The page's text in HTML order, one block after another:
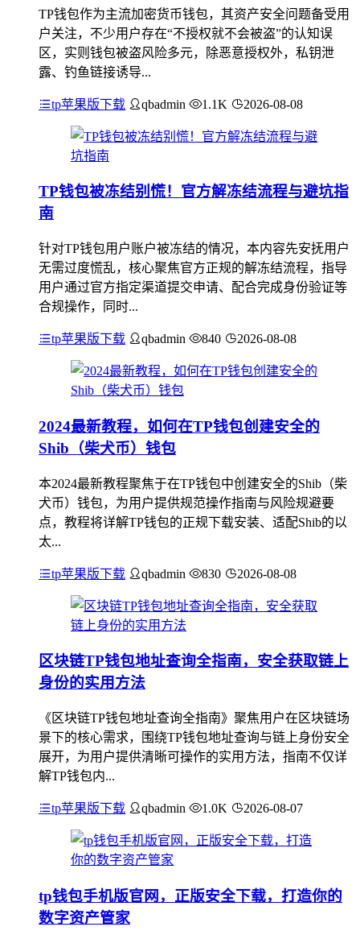
TP钱包作为主流加密货币钱包，其资产安全问题备受用
户关注，不少用户存在“不授权就不会被盗”的认知误
区，实则钱包被盗风险多元，除恶意授权外，私钥泄
露、钓鱼链接诱导...
tp苹果版下载 qbadmin 1.1K 2026-08-08
TP钱包被冻结别慌！官方解冻结流程与避坑指
南
针对TP钱包用户账户被冻结的情况，本内容先安抚用户
无需过度慌乱，核心聚焦官方正规的解冻结流程，指导
用户通过官方指定渠道提交申请、配合完成身份验证等
合规操作，同时...
tp苹果版下载 qbadmin 840 2026-08-08
2024最新教程，如何在TP钱包创建安全的
Shib（柴犬币）钱包
本2024最新教程聚焦于在TP钱包中创建安全的Shib（柴
犬币）钱包，为用户提供规范操作指南与风险规避要
点，教程将详解TP钱包的正规下载安装、适配Shib的以
太...
tp苹果版下载 qbadmin 830 2026-08-08
区块链TP钱包地址查询全指南，安全获取链上
身份的实用方法
《区块链TP钱包地址查询全指南》聚焦用户在区块链场
景下的核心需求，围绕TP钱包地址查询与链上身份安全
展开，为用户提供清晰可操作的实用方法，指南不仅详
解TP钱包内...
tp苹果版下载 qbadmin 1.0K 2026-08-07
tp钱包手机版官网，正版安全下载，打造你的
数字资产管家